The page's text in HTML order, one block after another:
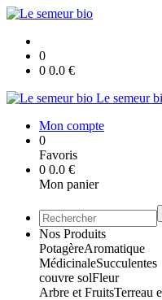
0
0 0.0 €
Le semeur
Mon compte
0
Favoris
0 0.0 €
Mon panier
Nos Produits
PotagèreAromatique
MédicinaleSucculentes
couvre solFleur
Arbre et FruitsTerreau